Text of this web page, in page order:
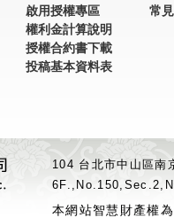
啟用授權專區
權利金計算說明
授權合約書下載
投稿基本資料表
常
104 台北市中山區
本網站智慧財產權